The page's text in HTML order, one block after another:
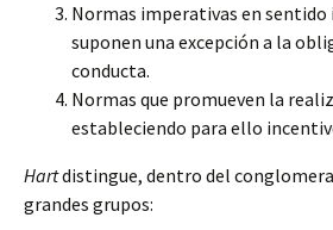
Normas imperativas en sentido
suponen una excepción a la
conducta.
Normas que promueven la
estableciendo para ello
Hartdistingue, dentro del
grandes grupos: